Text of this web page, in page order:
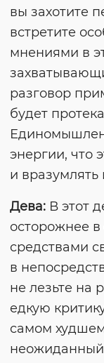
вы захотите
встретите
мнениями в
разговор
будет
энергии, что
и вразумлять
Дева: В этот
осторожнее
средствами
в
не лезьте на
едкую
самом
неожиданный